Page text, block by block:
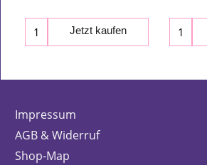
Jetzt kaufen
Impressum
AGB & Widerruf
Shop-Map